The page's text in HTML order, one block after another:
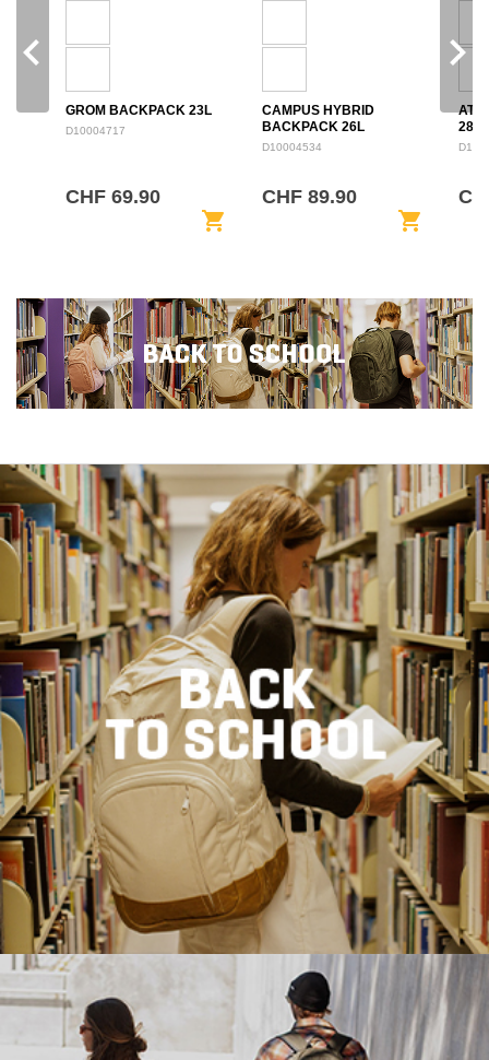
GROM BACKPACK 23L
D10004717
CHF 69.90
shopping_cart
CAMPUS HYBRID
BACKPACK 26L
D10004534
CHF 89.90
shopping_cart
28L
navigate_before navigate_next